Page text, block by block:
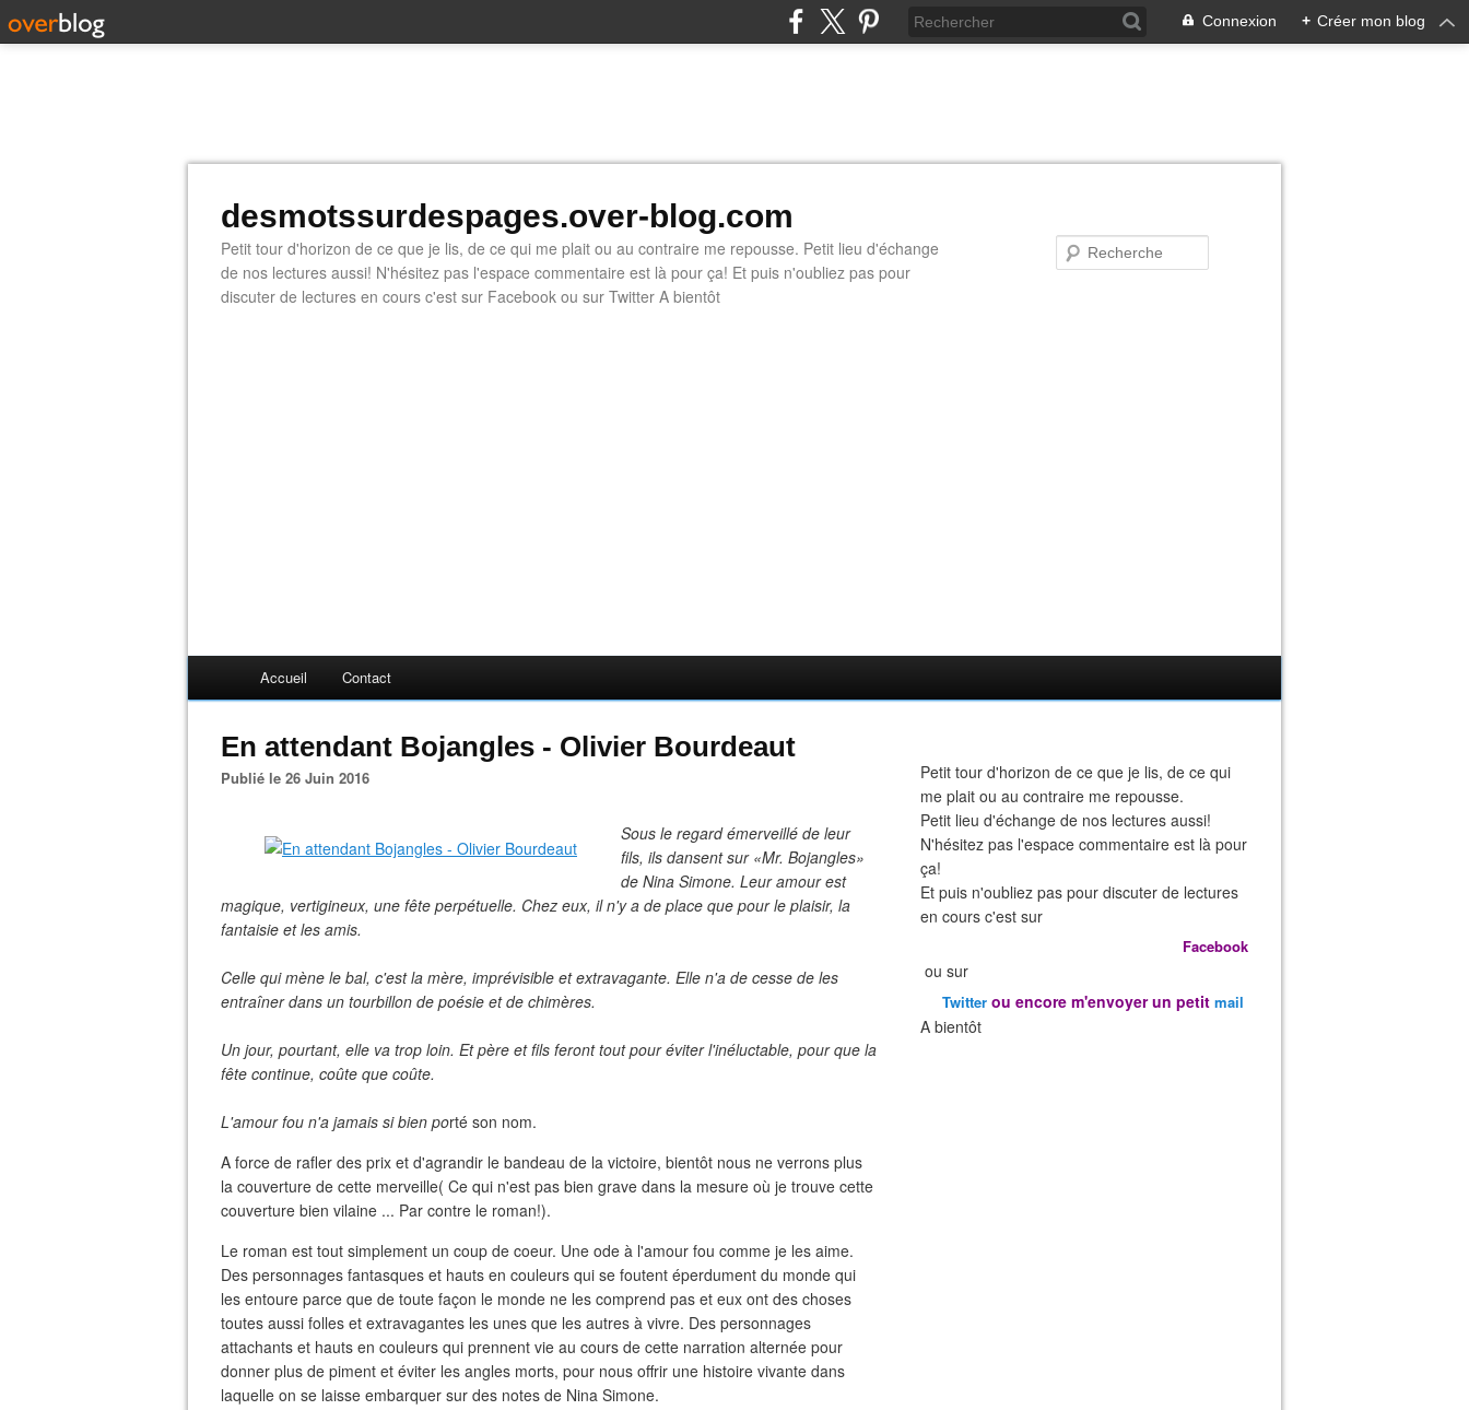
Connexion + Créer mon blog
desmotssurdespages.over-blog.com
Petit tour d'horizon de ce que je lis, de ce qui me plait ou au contraire me repousse. Petit lieu d'échange
de nos lectures aussi! N'hésitez pas l'espace commentaire est là pour ça! Et puis n'oubliez pas pour
discuter de lectures en cours c'est sur Facebook ou sur Twitter A bientôt
Accueil Contact
En attendant Bojangles - Olivier Bourdeaut
Publié le 26 Juin 2016
Sous le regard émerveillé de leur
fils, ils dansent sur «Mr. Bojangles»
de Nina Simone. Leur amour est
magique, vertigineux, une fête perpétuelle. Chez eux, il n'y a de place que pour le plaisir, la
fantaisie et les amis.
Celle qui mène le bal, c'est la mère, imprévisible et extravagante. Elle n'a de cesse de les
entraîner dans un tourbillon de poésie et de chimères.
Un jour, pourtant, elle va trop loin. Et père et fils feront tout pour éviter l'inéluctable, pour que la
fête continue, coûte que coûte.
L'amour fou n'a jamais si bien porté son nom.
A force de rafler des prix et d'agrandir le bandeau de la victoire, bientôt nous ne verrons plus
la couverture de cette merveille( Ce qui n'est pas bien grave dans la mesure où je trouve cette
couverture bien vilaine ... Par contre le roman!).
Le roman est tout simplement un coup de coeur. Une ode à l'amour fou comme je les aime.
Des personnages fantasques et hauts en couleurs qui se foutent éperdument du monde qui
les entoure parce que de toute façon le monde ne les comprend pas et eux ont des choses
toutes aussi folles et extravagantes les unes que les autres à vivre. Des personnages
attachants et hauts en couleurs qui prennent vie au cours de cette narration alternée pour
donner plus de piment et éviter les angles morts, pour nous offrir une histoire vivante dans
laquelle on se laisse embarquer sur des notes de Nina Simone.
Petit tour d'horizon de ce que je lis, de ce qui
me plait ou au contraire me repousse.
Petit lieu d'échange de nos lectures aussi!
N'hésitez pas l'espace commentaire est là pour
ça!
Et puis n'oubliez pas pour discuter de lectures
en cours c'est sur
Facebook
ou sur
Twitter ou encore m'envoyer un petit mail
A bientôt